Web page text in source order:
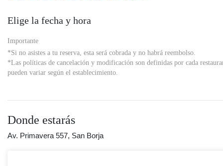
Elige la fecha y hora
Importante
*Si no asistes a tu reserva, esta será cobrada y no habrá reembolso.
*Las políticas de cancelación y modificación son definidas por cada
pueden variar según el establecimiento.
Donde estarás
Av. Primavera 557, San Borja